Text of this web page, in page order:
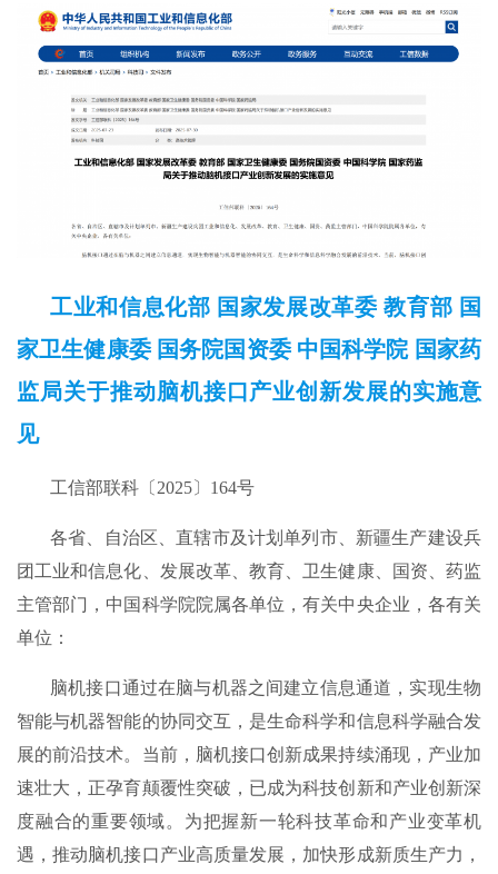
工业和信息化部 国家发展改革委 教育部 国
家卫生健康委 国务院国资委 中国科学院 国家药
监局关于推动脑机接口产业创新发展的实施意
见
工信部联科〔2025〕164号
各省、自治区、直辖市及计划单列市、新疆生产建设兵
团工业和信息化、发展改革、教育、卫生健康、国资、药监
主管部门，中国科学院院属各单位，有关中央企业，各有关
单位：
脑机接口通过在脑与机器之间建立信息通道，实现生物
智能与机器智能的协同交互，是生命科学和信息科学融合发
展的前沿技术。当前，脑机接口创新成果持续涌现，产业加
速壮大，正孕育颠覆性突破，已成为科技创新和产业创新深
度融合的重要领域。为把握新一轮科技革命和产业变革机
遇，推动脑机接口产业高质量发展，加快形成新质生产力，